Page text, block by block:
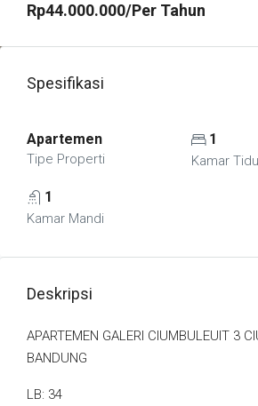
Rp44.000.000/Per Tahun
Spesifikasi
Apartemen
Tipe Properti
1
Kamar
1
Kamar Mandi
Deskripsi
APARTEMEN GALERI CIUMBULEUIT 3
BANDUNG
LB: 34